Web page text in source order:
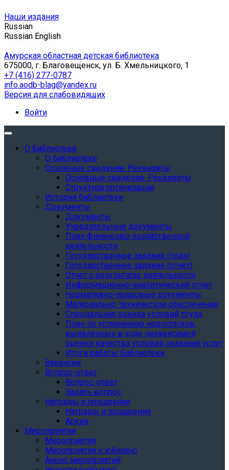
Наши издания
Russian
Russian English
Амурская областная детская библиотека
675000, г. Благовещенск, ул. Б. Хмельницкого, 1
+7 (416) 277-0787
info.aodb-blag@yandex.ru
Версия для слабовидящих
Войти
О библиотеке
О библиотеке
Основные сведения. Реквизиты
Основные сведения. Реквизиты
Структура организации
История библиотеки
Документы
Документы
Учредительные документы
План финансово-хозяйственной
деятельности
Государственное задание (план)
Государственное задание (отчет)
Отчет о результатах деятельности
Информационно-аналитический отчет
Нормативно-правовые документы
Материально-техническое обеспечение
Специальная оценка условий труда
План по устранению недостатков,
выявленных в ходе независимой
оценки качества условий оказания услуг
Итоги работы библиотеки
Вакансии
Вопрос-ответ
Вопрос-ответ
Задать вопрос
Награды и поощрения
Награды и поощрения
Архив
Мероприятия
Мероприятия
Мероприятия к юбилею
Анонс мероприятий